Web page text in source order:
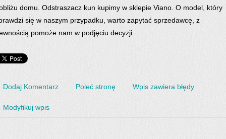
domu. Odstraszacz kun kupimy w sklepie Viano. O model, który
się w naszym przypadku, warto zapytać sprzedawcę, z
pomoże nam w podjęciu decyzji.
Dodaj Komentarz Poleć stronę Wpis zawiera błędy
Modyfikuj wpis